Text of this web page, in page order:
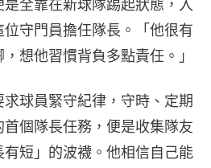
全靠在新球隊踢起狀態，入
守門員擔任隊長。「他很有
想他習慣背負多點責任。」
球員緊守紀律，守時、定期
個隊長任務，便是收集隊友
短」的波襪。他相信自己能